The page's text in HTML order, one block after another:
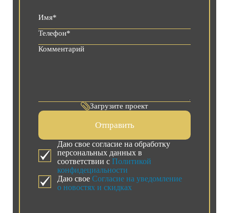
Загрузите проект
Отправить
Даю свое согласие на обработку
персональных данных в
соответствии с Политикой
конфидециальности
Даю свое Согласие на уведомление
о новостях и скидках